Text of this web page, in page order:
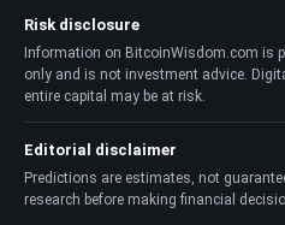
Risk disclosure
Information on BitcoinWisdom.com is
only and is not investment advice.
entire capital may be at risk.
Editorial disclaimer
Predictions are estimates, not
research before making financial